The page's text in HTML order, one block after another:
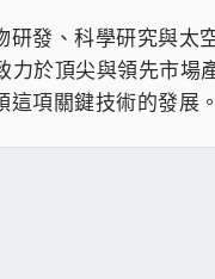
發、科學研究與太
於頂尖與領先市場
項關鍵技術的發展。